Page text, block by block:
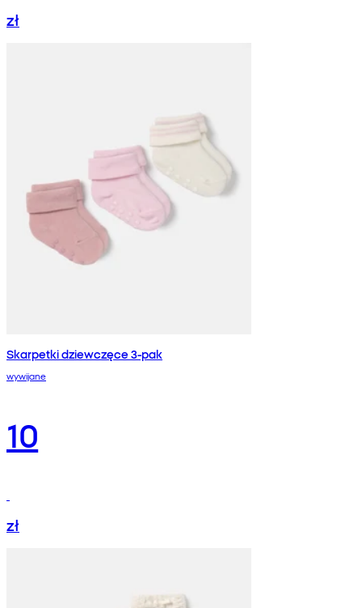
zł
Skarpetki dziewczęce 3-pak
wywijane
10
zł